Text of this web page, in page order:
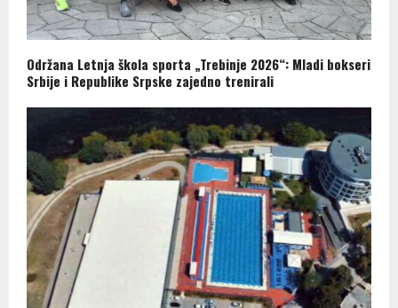
Održana Letnja škola sporta „Trebinje 2026“: Mladi bokseri
Srbije i Republike Srpske zajedno trenirali